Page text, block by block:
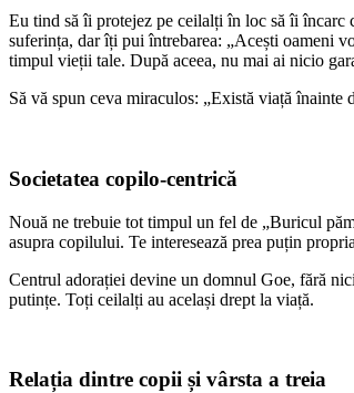
Eu tind să îi protejez pe ceilalți în loc să îi încarc
suferința, dar îți pui întrebarea: „Acești oameni
timpul vieții tale. După aceea, nu mai ai nicio
Să vă spun ceva miraculos: „Există viață înainte
Societatea copilo-centrică
Nouă ne trebuie tot timpul un fel de „Buricul
asupra copilului. Te interesează prea puțin
Centrul adorației devine un domnul Goe, fără
putințe. Toți ceilalți au același drept la viață.
Relația dintre copii și vârsta a treia